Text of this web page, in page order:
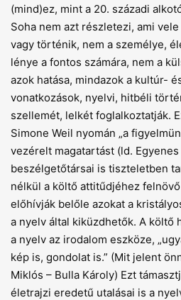
(mind)ez, mint a 20. századi
Soha nem azt részletezi, ami
vagy történik, nem a személye,
lénye a fontos számára, nem a
azok hatása, mindazok a kultúr-
vonatkozások, nyelvi, hitbéli
szellemét, lelkét foglalkoztatják.
Simone Weil nyomán „a
vezérelt magatartást (ld.
beszélgetőtársai is tiszteletben
nélkül a költő attitűdjéhez
előhívják belőle azokat a
a nyelv által kiküzdhetők. A költő
a nyelv az irodalom eszköze,
kép is, gondolat is.” (Mit jelent
Miklós – Bulla Károly) Ezt
életrajzi eredetű utalásai is a